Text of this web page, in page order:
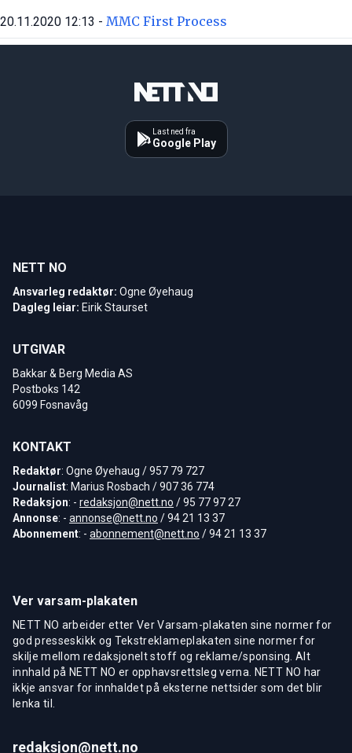
20.11.2020 12:13 - MMC First Process
Last ned fra
Google Play
NETT NO
Ansvarleg redaktør: Ogne Øyehaug
Dagleg leiar: Eirik Staurset
UTGIVAR
Bakkar & Berg Media AS
Postboks 142
6099 Fosnavåg
KONTAKT
Redaktør: Ogne Øyehaug / 957 79 727
Journalist: Marius Rosbach / 907 36 774
Redaksjon: - redaksjon@nett.no / 95 77 97 27
Annonse: - annonse@nett.no / 94 21 13 37
Abonnement: - abonnement@nett.no / 94 21 13 37
Ver varsam-plakaten
NETT NO arbeider etter Ver Varsam-plakaten sine normer for
god presseskikk og Tekstreklameplakaten sine normer for
skilje mellom redaksjonelt stoff og reklame/sponsing. Alt
innhald på NETT NO er opphavsrettsleg verna. NETT NO har
ikkje ansvar for innhaldet på eksterne nettsider som det blir
lenka til.
redaksjon@nett.no